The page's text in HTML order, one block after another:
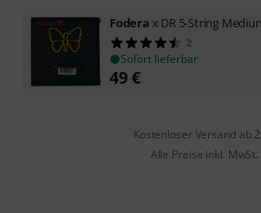
Fodera x DR 5-String
2
Sofort lieferbar
49€
Kostenloser Versand ab
Alle Preise inkl. MwSt.